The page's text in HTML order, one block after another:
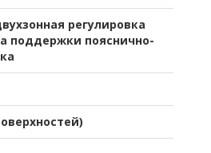
регулировка
поддержки пояснично-